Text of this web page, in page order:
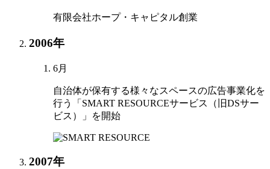
有限会社ホープ・キャピタル創業
2006年
6月
自治体が保有する様々なスペースの広告事業化を
行う「SMART RESOURCEサービス（旧DSサー
ビス）」を開始
2007年